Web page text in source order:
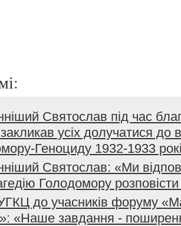
Святослав під час
усіх долучатися
Геноциду 1932-1933
Святослав: «Ми
Голодомору розповісти
до учасників форуму
«Наше завдання -